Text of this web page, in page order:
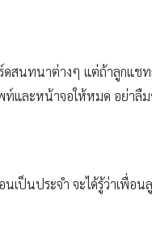
ดสนทนาต่างๆ แต่ถ้าลูกแช
พท์และหน้าจอให้หมด อย่าลื
เป็นประจำ จะได้รู้ว่าเพื่อน